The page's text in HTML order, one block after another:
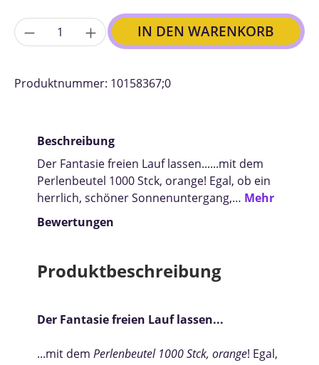
Anzahl IN DEN WARENKORB
Produktnummer: 10158367;0
Beschreibung
Der Fantasie freien Lauf lassen......mit dem
Perlenbeutel 1000 Stck, orange! Egal, ob ein
herrlich, schöner Sonnenuntergang,… Mehr
Bewertungen
Produktbeschreibung
Der Fantasie freien Lauf lassen...
...mit dem Perlenbeutel 1000 Stck, orange! Egal,